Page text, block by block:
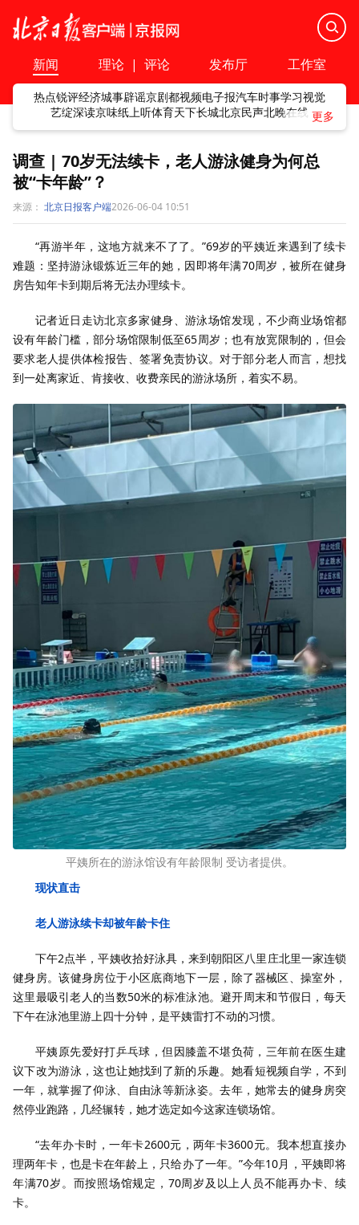
新闻 理论 | 评论 发布厅 工作室
热点锐评经济城事辟谣京剧都视频电子报汽车时事学习视觉
艺绽深读京味纸上听体育天下长城北京民声北晚在线
调查 | 70岁无法续卡，老人游泳健身为何总
被“卡年龄”？
来源： 北京日报客户端2026-06-04 10:51
“再游半年，这地方就来不了了。”69岁的平姨近来遇到了续卡
难题：坚持游泳锻炼近三年的她，因即将年满70周岁，被所在健身
房告知年卡到期后将无法办理续卡。
记者近日走访北京多家健身、游泳场馆发现，不少商业场馆都
设有年龄门槛，部分场馆限制低至65周岁；也有放宽限制的，但会
要求老人提供体检报告、签署免责协议。对于部分老人而言，想找
到一处离家近、肯接收、收费亲民的游泳场所，着实不易。
平姨所在的游泳馆设有年龄限制 受访者提供。
现状直击
老人游泳续卡却被年龄卡住
下午2点半，平姨收拾好泳具，来到朝阳区八里庄北里一家连锁
健身房。该健身房位于小区底商地下一层，除了器械区、操室外，
这里最吸引老人的当数50米的标准泳池。避开周末和节假日，每天
下午在泳池里游上四十分钟，是平姨雷打不动的习惯。
平姨原先爱好打乒乓球，但因膝盖不堪负荷，三年前在医生建
议下改为游泳，这也让她找到了新的乐趣。她看短视频自学，不到
一年，就掌握了仰泳、自由泳等新泳姿。去年，她常去的健身房突
然停业跑路，几经辗转，她才选定如今这家连锁场馆。
“去年办卡时，一年卡2600元，两年卡3600元。我本想直接办
理两年卡，也是卡在年龄上，只给办了一年。”今年10月，平姨即将
年满70岁。而按照场馆规定，70周岁及以上人员不能再办卡、续
卡。